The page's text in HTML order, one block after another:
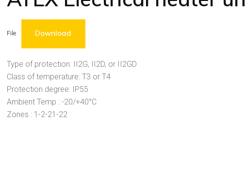
File Download
Type of protection: II2G, II2D, or II2GD
Class of temperature: T3 or T4
Protection degree: IP55
Ambient Temp : -20/+40°C
Zones : 1-2-21-22